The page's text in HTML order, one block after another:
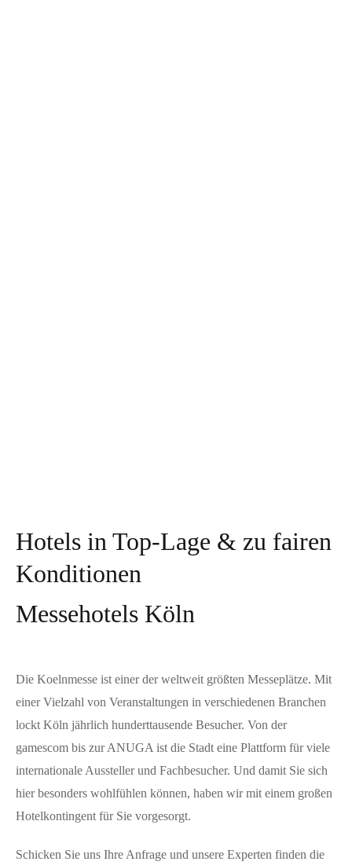
Hotels in Top-Lage & zu fairen
Konditionen
Messehotels Köln
Die Koelnmesse ist einer der weltweit größten Messeplätze. Mit
einer Vielzahl von Veranstaltungen in verschiedenen Branchen
lockt Köln jährlich hunderttausende Besucher. Von der
gamescom bis zur ANUGA ist die Stadt eine Plattform für viele
internationale Aussteller und Fachbesucher. Und damit Sie sich
hier besonders wohlfühlen können, haben wir mit einem großen
Hotelkontingent für Sie vorgesorgt.
Schicken Sie uns Ihre Anfrage und unsere Experten finden die